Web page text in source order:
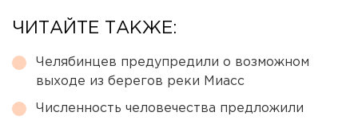
ЧИТАЙТЕ ТАКЖЕ:
Челябинцев предупредили о возможном
выходе из берегов реки Миасс
Численность человечества предложили